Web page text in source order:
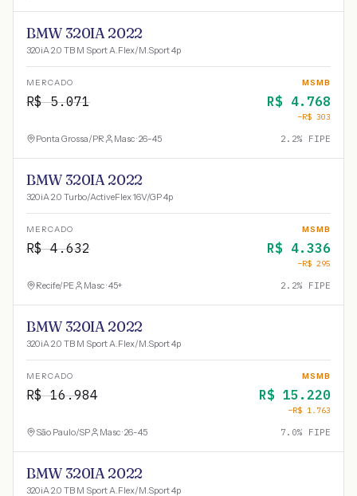
BMW 320IA 2022
320iA 2.0 TB M Sport A.Flex/M.Sport 4p
MERCADO
R$5.071
MSMB
R$ 4.768
−R$ 303
Ponta Grossa/PR Masc · 26-45 2.2% FIPE
BMW 320IA 2022
320iA 2.0 Turbo/ActiveFlex 16V/GP 4p
MERCADO
R$4.632
MSMB
R$ 4.336
−R$ 295
Recife/PE Masc · 45+ 2.2% FIPE
BMW 320IA 2022
320iA 2.0 TB M Sport A.Flex/M.Sport 4p
MERCADO
R$16.984
MSMB
R$ 15.220
−R$ 1.763
São Paulo/SP Masc · 26-45 7.0% FIPE
BMW 320IA 2022
320iA 2.0 TB M Sport A.Flex/M.Sport 4p